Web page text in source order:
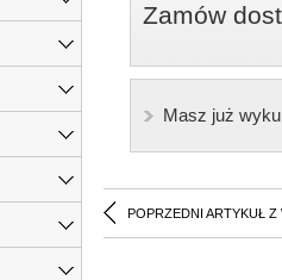
Zamów
Masz już
POPRZEDNI ARTYKUŁ Z